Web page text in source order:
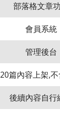
部落格文章
會員系統
管理後台
20篇內容上架,
後續內容自行